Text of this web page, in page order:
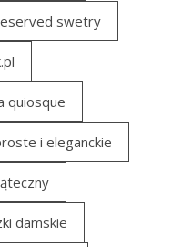
swetry
quiosque
i eleganckie
damskie